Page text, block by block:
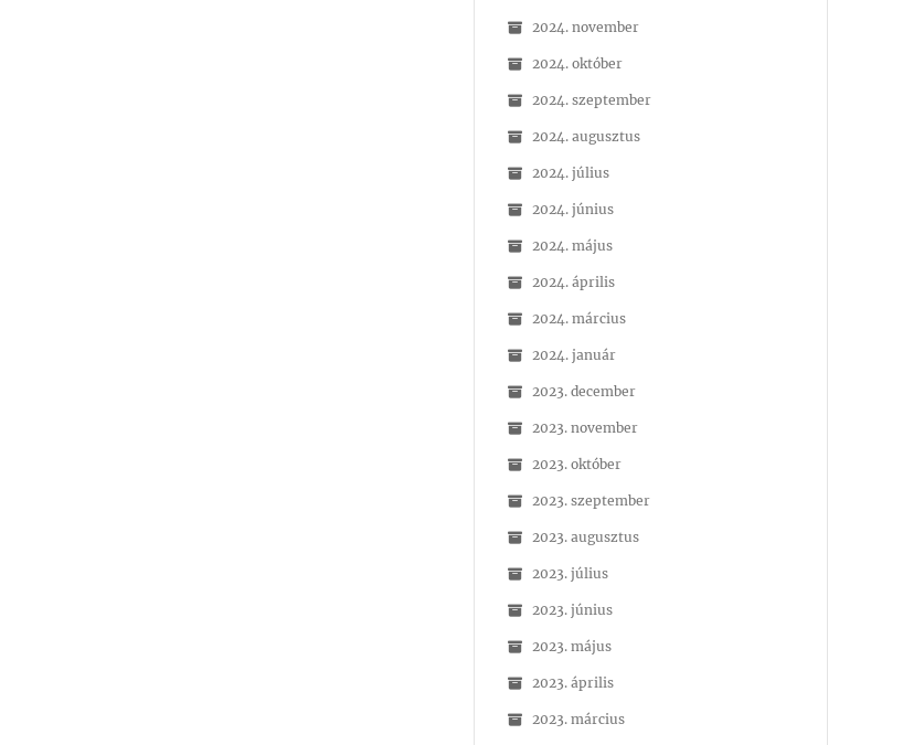
2024. november
2024. október
2024. szeptember
2024. augusztus
2024. július
2024. június
2024. május
2024. április
2024. március
2024. január
2023. december
2023. november
2023. október
2023. szeptember
2023. augusztus
2023. július
2023. június
2023. május
2023. április
2023. március